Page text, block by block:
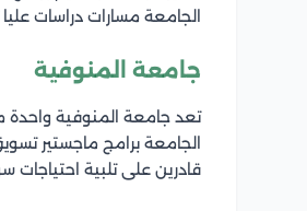
الجامعة مسارات دراسات
جامعة المنوفية
تعد جامعة المنوفية واحدة
الجامعة برامج ماجستير
قادرين على تلبية احتياجات